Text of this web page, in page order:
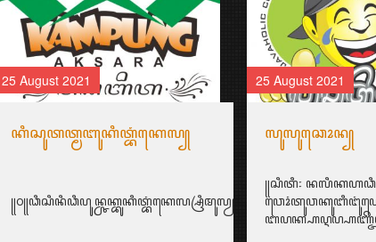
25 August 2021
ꦏꦶꦱꦸꦠꦠ꧀ꦩꦧꦸꦏꦶꦠ꧀ꦧꦁꦏꦺꦭ꧀
25 August 2021
ꦭꦸꦭꦸꦕꦺꦴꦤ꧀
꧋ꦱꦶꦠꦶ꧇